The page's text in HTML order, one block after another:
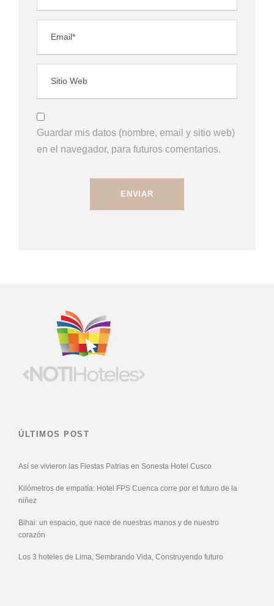
Guardar mis datos (nombre, email y sitio web)
en el navegador, para futuros comentarios.
ÚLTIMOS POST
Así se vivieron las Fiestas Patrias en Sonesta Hotel Cusco
Kilómetros de empatía: Hotel FPS Cuenca corre por el futuro de la
niñez
Bihai: un espacio, que nace de nuestras manos y de nuestro
corazón
Los 3 hoteles de Lima, Sembrando Vida, Construyendo futuro